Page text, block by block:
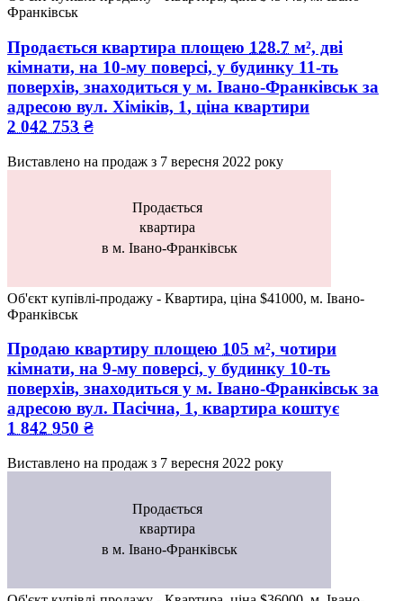
Франківськ
Продається квартира площею 128.7 м², дві
кімнати, на 10-му поверсі, у будинку 11-ть
поверхів, знаходиться у м. Івано-Франківськ за
адресою вул. Хіміків, 1, ціна квартири
2 042 753 ₴
Виставлено на продаж з 7 вересня 2022 року
Продається
квартира
в м. Івано-Франківськ
Об'єкт купівлі-продажу - Квартира, ціна $41000, м. Івано-
Франківськ
Продаю квартиру площею 105 м², чотири
кімнати, на 9-му поверсі, у будинку 10-ть
поверхів, знаходиться у м. Івано-Франківськ за
адресою вул. Пасічна, 1, квартира коштує
1 842 950 ₴
Виставлено на продаж з 7 вересня 2022 року
Продається
квартира
в м. Івано-Франківськ